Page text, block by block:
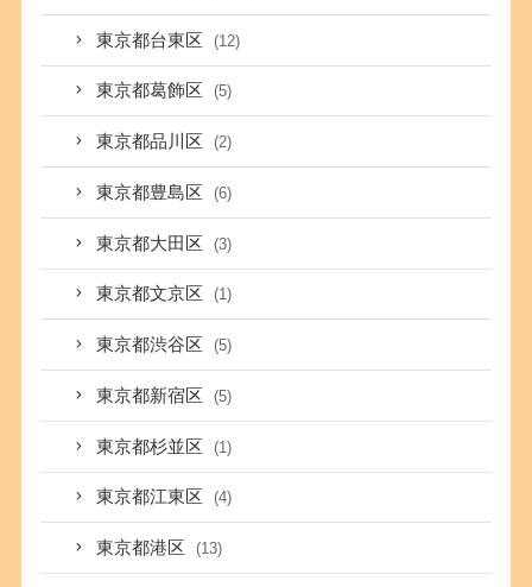
東京都台東区 (12)
東京都葛飾区 (5)
東京都品川区 (2)
東京都豊島区 (6)
東京都大田区 (3)
東京都文京区 (1)
東京都渋谷区 (5)
東京都新宿区 (5)
東京都杉並区 (1)
東京都江東区 (4)
東京都港区 (13)